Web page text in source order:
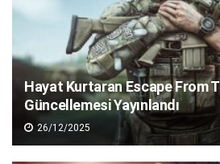
Hayat Kurtaran Escape From
Güncellemesi Yayınlandı
26/12/2025